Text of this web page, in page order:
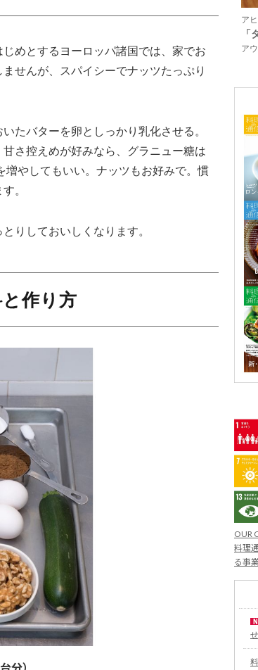
めとするヨーロッパ諸国では、家でお
せんが、スパイシーでナッツたっぷり
たバターを卵としっかり乳化させる。
さ控えめが好みなら、グラニュー糖は
やしてもいい。ナッツもお好みで。慣
。
りしておいしくなります。
作り方
ア
ア
OUR
料理
る事
せ